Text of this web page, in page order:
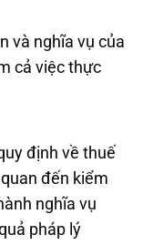
và nghĩa vụ của
cả việc thực
định về thuế
đến kiểm
nghĩa vụ
pháp lý